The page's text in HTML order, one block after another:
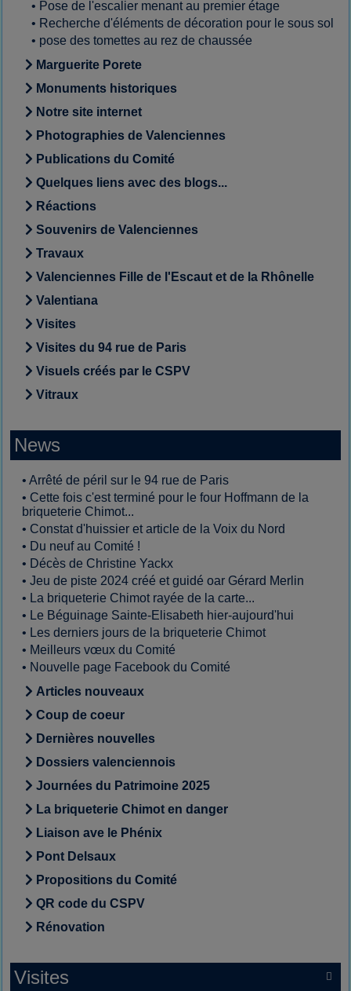
• Pose de l'escalier menant au premier étage
• Recherche d'éléments de décoration pour le sous sol
• pose des tomettes au rez de chaussée
Marguerite Porete
Monuments historiques
Notre site internet
Photographies de Valenciennes
Publications du Comité
Quelques liens avec des blogs...
Réactions
Souvenirs de Valenciennes
Travaux
Valenciennes Fille de l'Escaut et de la Rhônelle
Valentiana
Visites
Visites du 94 rue de Paris
Visuels créés par le CSPV
Vitraux
News
• Arrêté de péril sur le 94 rue de Paris
• Cette fois c'est terminé pour le four Hoffmann de la
briqueterie Chimot...
• Constat d'huissier et article de la Voix du Nord
• Du neuf au Comité !
• Décès de Christine Yackx
• Jeu de piste 2024 créé et guidé oar Gérard Merlin
• La briqueterie Chimot rayée de la carte...
• Le Béguinage Sainte-Elisabeth hier-aujourd'hui
• Les derniers jours de la briqueterie Chimot
• Meilleurs vœux du Comité
• Nouvelle page Facebook du Comité
Articles nouveaux
Coup de coeur
Dernières nouvelles
Dossiers valenciennois
Journées du Patrimoine 2025
La briqueterie Chimot en danger
Liaison ave le Phénix
Pont Delsaux
Propositions du Comité
QR code du CSPV
Rénovation

Visites